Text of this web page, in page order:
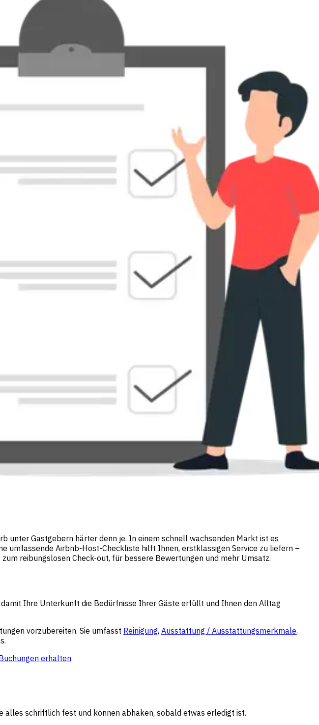
unter Gastgebern härter denn je. In einem schnell wachsenden Markt ist es
umfassende Airbnb-Host-Checkliste hilft Ihnen, erstklassigen Service zu liefern –
reibungslosen Check-out, für bessere Bewertungen und mehr Umsatz.
Ihre Unterkunft die Bedürfnisse Ihrer Gäste erfüllt und Ihnen den Alltag
vorzubereiten. Sie umfasst Reinigung, Ausstattung / Ausstattungsmerkmale,
erhalten
alles schriftlich fest und können abhaken, sobald etwas erledigt ist.